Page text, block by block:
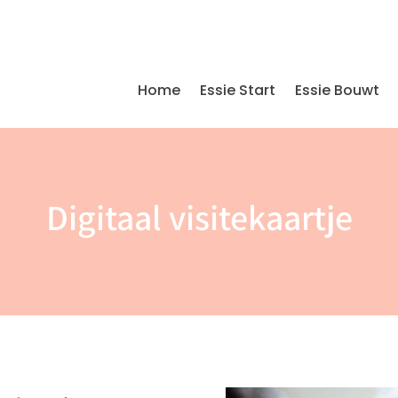
Home Essie Start Essie Bouwt
Digitaal visitekaartje